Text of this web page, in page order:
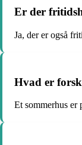
Er der
Ja, der er også
Hvad er
Et sommerhus er